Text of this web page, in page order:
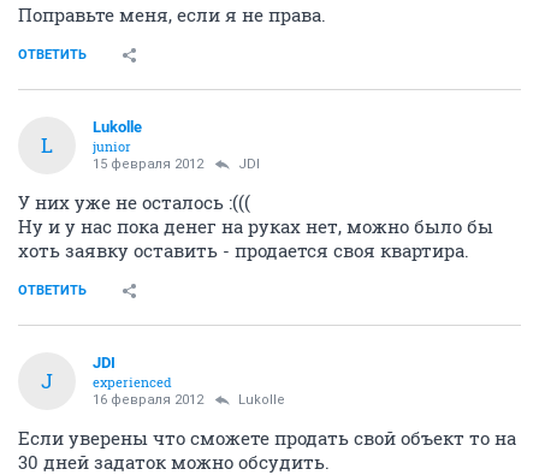
Поправьте меня, если я не права.
ОТВЕТИТЬ
L
Lukolle
junior
15 февраля 2012 JDI
У них уже не осталось :(((
Ну и у нас пока денег на руках нет, можно было бы
хоть заявку оставить - продается своя квартира.
ОТВЕТИТЬ
J
JDI
experienced
16 февраля 2012 Lukolle
Если уверены что сможете продать свой объект то на
30 дней задаток можно обсудить.